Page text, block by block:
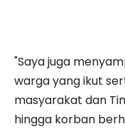
"Saya juga
warga yang ikut
masyarakat dan
hingga korban